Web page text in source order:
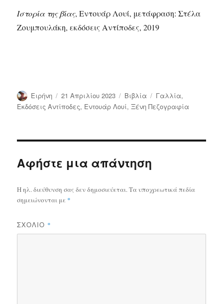
Ιστορία της βίας, Εντουάρ Λουί, μετάφραση: Στέλα
Ζουμπουλάκη, εκδόσεις Αντίποδες, 2019
Συντάκτης
Ειρήνη
Δημοσιεύτηκε
την
21 Απριλίου 2023 Κατηγορίες
Bιβλία Ετικέτες
Γαλλία,
Εκδόσεις Αντίποδες, Εντουάρ Λουί,Ξένη Πεζογραφία
Αφήστε μια απάντηση
Η ηλ. διεύθυνση σας δεν δημοσιεύεται.Τα υποχρεωτικά πεδία
σημειώνονται με *
ΣΧΌΛΙΟ *